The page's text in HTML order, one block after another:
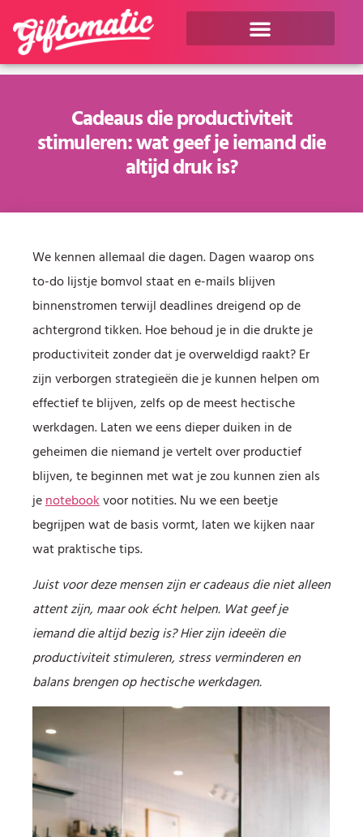
Cadeaus die productiviteit
stimuleren: wat geef je iemand die
altijd druk is?
We kennen allemaal die dagen. Dagen waarop ons
to-do lijstje bomvol staat en e-mails blijven
binnenstromen terwijl deadlines dreigend op de
achtergrond tikken. Hoe behoud je in die drukte je
productiviteit zonder dat je overweldigd raakt? Er
zijn verborgen strategieën die je kunnen helpen om
effectief te blijven, zelfs op de meest hectische
werkdagen. Laten we eens dieper duiken in de
geheimen die niemand je vertelt over productief
blijven, te beginnen met wat je zou kunnen zien als
jenotebookvoor notities. Nu we een beetje
begrijpen wat de basis vormt, laten we kijken naar
wat praktische tips.
Juist voor deze mensen zijn er cadeaus die niet alleen
attent zijn, maar ook écht helpen. Wat geef je
iemand die altijd bezig is? Hier zijn ideeën die
productiviteit stimuleren, stress verminderen en
balans brengen op hectische werkdagen.